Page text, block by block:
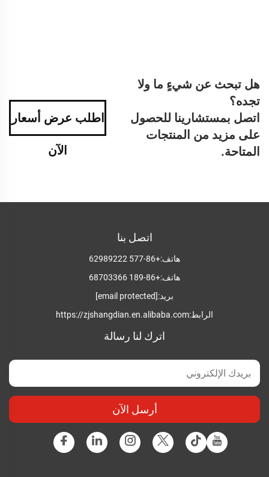
هل تبحث عن شيءٍ ما ولا
تجده؟
اتصل بمستشارينا للحصول
على مزيد من المنتجات
المتاحة.
اطلب عرض أسعار
الآن
اتصل بنا
هاتف:+86-577 62989222
هاتف:+86-189 68703366
بريد:[email protected]
الرابط:https://zjshangdian.en.alibaba.com
اترك لنا رسالة
أرسل الآن